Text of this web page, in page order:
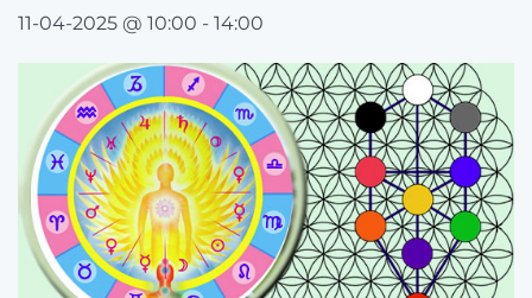
11-04-2025 @ 10:00 - 14:00